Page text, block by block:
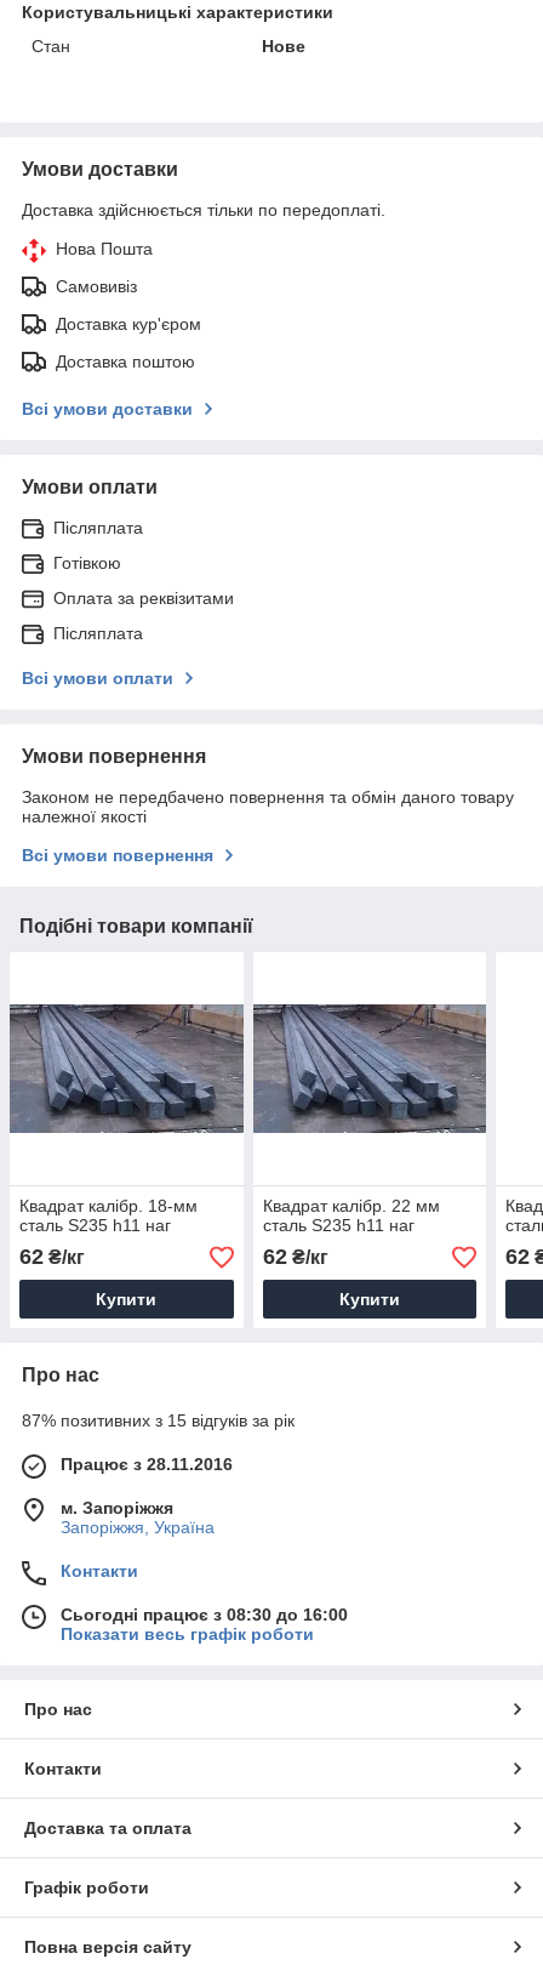
Користувальницькі характеристики
Стан
Нове
Умови доставки
Доставка здійснюється тільки по передоплаті.
Нова Пошта
Самовивіз
Доставка кур'єром
Доставка поштою
Всі умови доставки
Умови оплати
Післяплата
Готівкою
Оплата за реквізитами
Післяплата
Всі умови оплати
Умови повернення
Законом не передбачено повернення та обмін даного товару
належної якості
Всі умови повернення
Подібні товари компанії
Квадрат калібр. 18-мм
сталь S235 h11 наг
62 ₴/кг
Купити
Квадрат калібр. 22 мм
сталь S235 h11 наг
62₴/кг
Купити
62
Про нас
87% позитивних з 15 відгуків за рік
Працює з 28.11.2016
м. Запоріжжя
Запоріжжя, Україна
Контакти
Сьогодні працює з 08:30 до 16:00
Показати весь графік роботи
Про нас
Контакти
Доставка та оплата
Графік роботи
Повна версія сайту